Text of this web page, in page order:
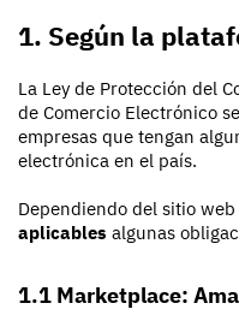
1. Según la
La Ley de Protección del
de Comercio Electrónico
empresas que tengan
electrónica en el país.
Dependiendo del sitio
aplicables algunas
1.1 Marketplace: